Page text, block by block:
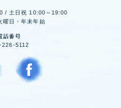
/ 土日祝 10:00～19:00
曜日・年末年始
話番号
226-5112